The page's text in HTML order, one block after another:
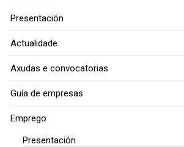
Presentación
Actualidade
Axudas e convocatorias
Guía de empresas
Emprego
Presentación